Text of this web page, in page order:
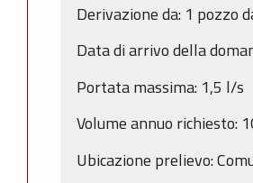
Derivazione da: 1 pozzo
Data di arrivo della
Portata massima: 1,5 l/s
Volume annuo richiesto:
Ubicazione prelievo: